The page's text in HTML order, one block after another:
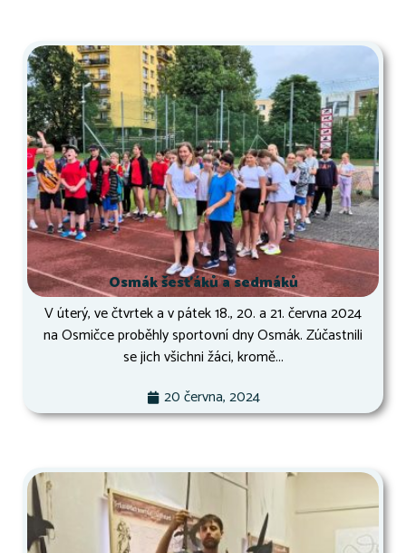
Osmák šesťáků a sedmáků
V úterý, ve čtvrtek a v pátek 18., 20. a 21. června 2024
na Osmičce proběhly sportovní dny Osmák. Zúčastnili
se jich všichni žáci, kromě...
20 června, 2024